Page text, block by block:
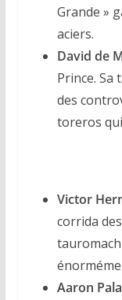
Grande »
aciers.
David de
Prince.
des
toreros
Victor
corrida
Aaron